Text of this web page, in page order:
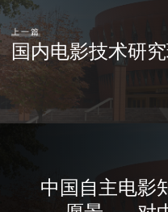
上一篇
国内电影技术研
中国自主电影